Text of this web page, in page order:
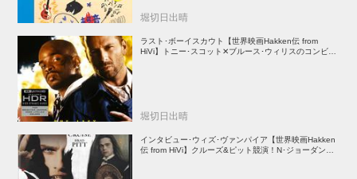
堀切日出晴
ラスト･ボーイスカウト【世界映画Hakken伝 from
HiVi】トニー･スコット✕ブルース･ウィリスのコンビが
堀切日出晴
インタビュー･ウィズ･ヴァンパイア【世界映画Hakken
伝 from HiVi】クルーズ&ピット競演！N･ジョーダン監